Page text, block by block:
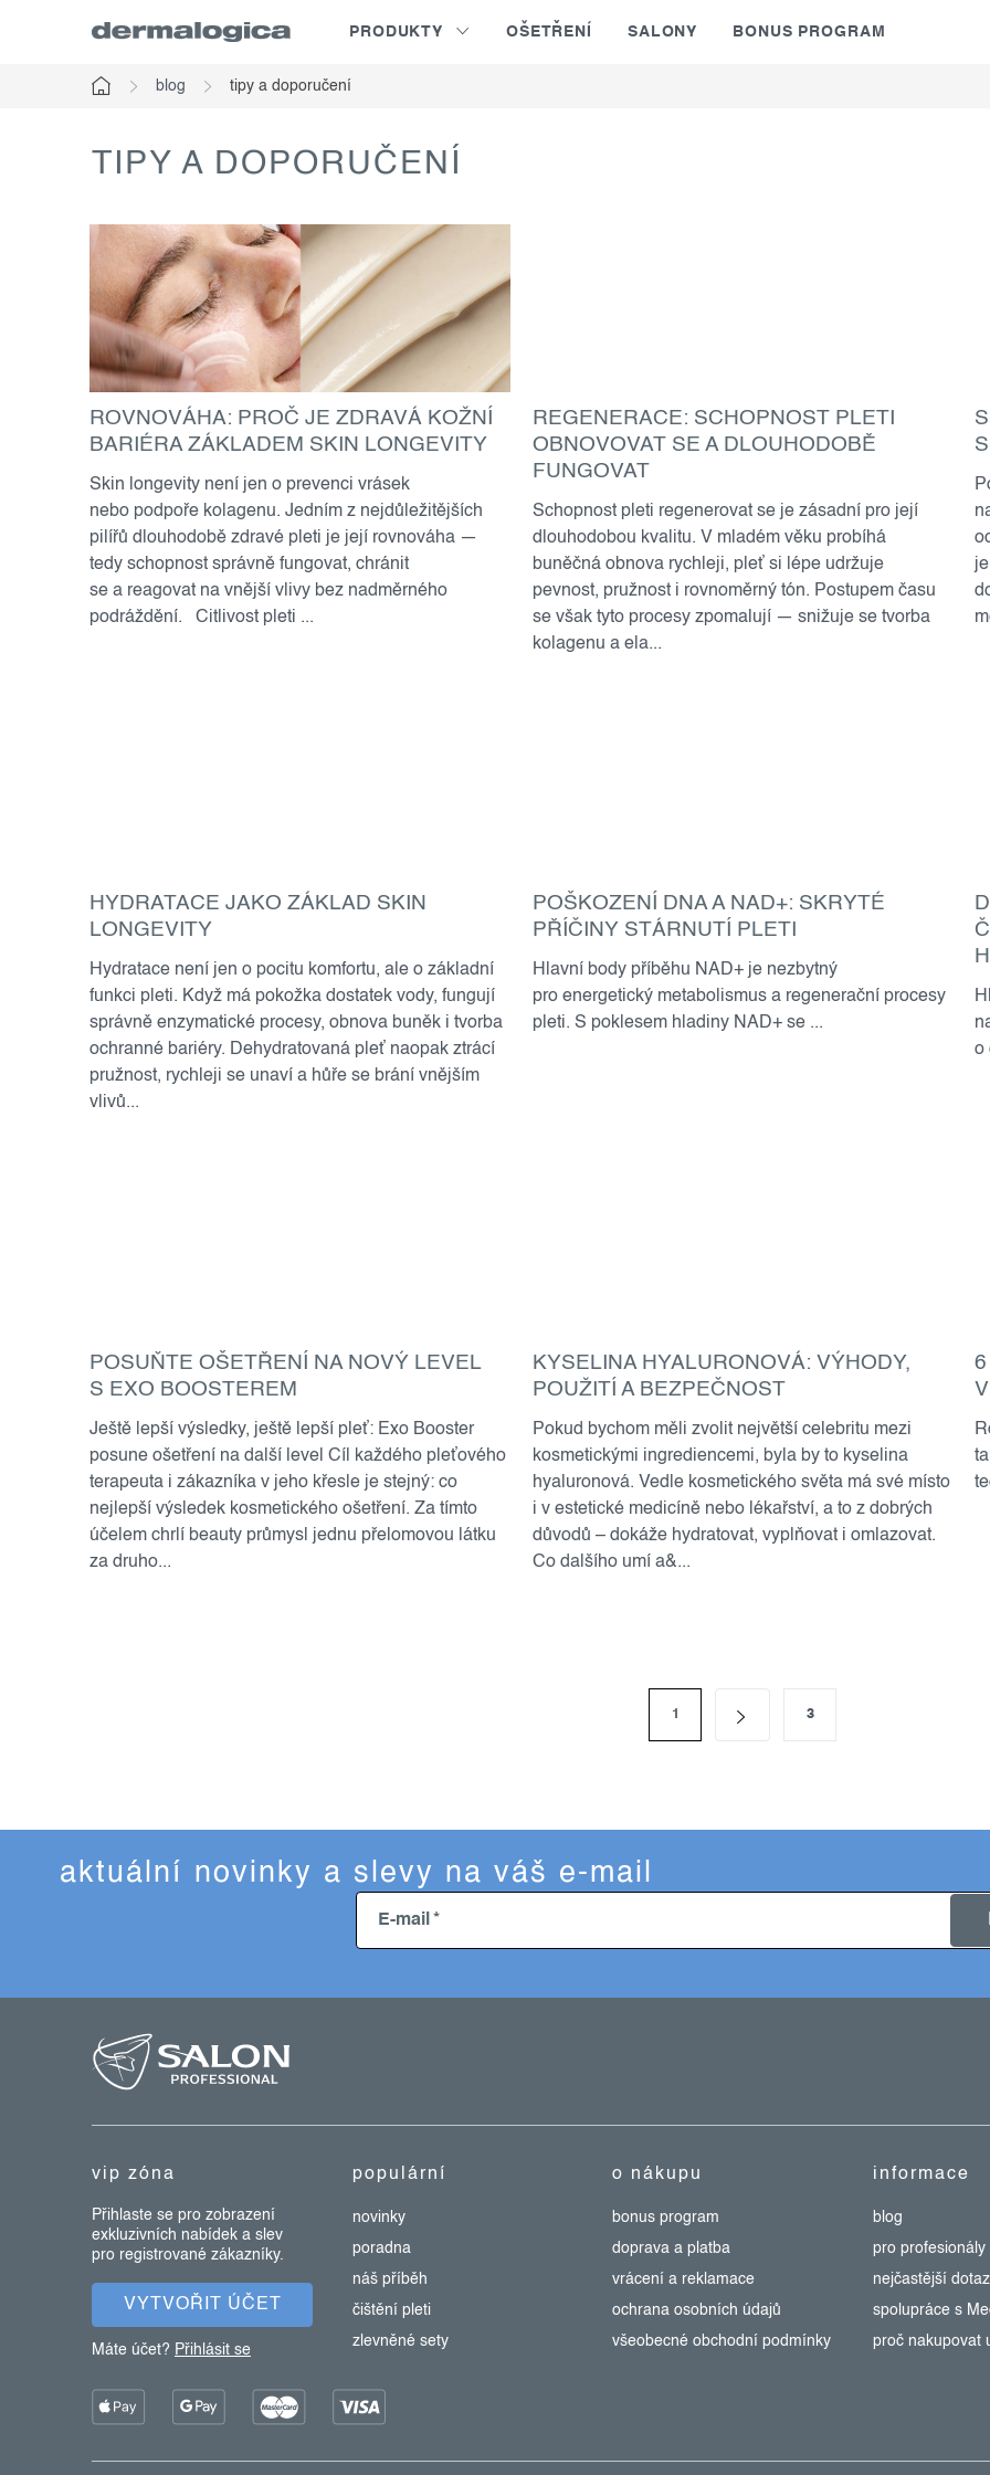
PRODUKTY OŠETŘENÍ SALONY BONUS PROGRAM
blog tipy a doporučení
TIPY A DOPORUČENÍ
v
ý
p
i
s
č
l
n
k
ů
ROVNOVÁHA: PROČ JE ZDRAVÁ KOŽNÍ
BARIÉRA ZÁKLADEM SKIN LONGEVITY
Skin longevity není jen o prevenci vrásek
nebo podpoře kolagenu. Jedním z nejdůležitějších
pilířů dlouhodobě zdravé pleti je její rovnováha —
tedy schopnost správně fungovat, chránit
se a reagovat na vnější vlivy bez nadměrného
podráždění. Citlivost pleti ...
REGENERACE: SCHOPNOST PLETI
OBNOVOVAT SE A DLOUHODOBĚ
FUNGOVAT
Schopnost pleti regenerovat se je zásadní pro její
dlouhodobou kvalitu. V mladém věku probíhá
buněčná obnova rychleji, pleť si lépe udržuje
pevnost, pružnost i rovnoměrný tón. Postupem času
se však tyto procesy zpomalují — snižuje se tvorba
kolagenu a ela...
HYDRATACE JAKO ZÁKLAD SKIN
LONGEVITY
Hydratace není jen o pocitu komfortu, ale o základní
funkci pleti. Když má pokožka dostatek vody, fungují
správně enzymatické procesy, obnova buněk i tvorba
ochranné bariéry. Dehydratovaná pleť naopak ztrácí
pružnost, rychleji se unaví a hůře se brání vnějším
vlivů...
POŠKOZENÍ DNA A NAD+: SKRYTÉ
PŘÍČINY STÁRNUTÍ PLETI
Hlavní body příběhu NAD+ je nezbytný
pro energetický metabolismus a regenerační procesy
pleti. S poklesem hladiny NAD+ se ...
o
POSUŇTE OŠETŘENÍ NA NOVÝ LEVEL
S EXO BOOSTEREM
Ještě lepší výsledky, ještě lepší pleť: Exo Booster
posune ošetření na další level Cíl každého pleťového
terapeuta i zákazníka v jeho křesle je stejný: co
nejlepší výsledek kosmetického ošetření. Za tímto
účelem chrlí beauty průmysl jednu přelomovou látku
za druho...
KYSELINA HYALURONOVÁ: VÝHODY,
POUŽITÍ A BEZPEČNOST
Pokud bychom měli zvolit největší celebritu mezi
kosmetickými ingrediencemi, byla by to kyselina
hyaluronová. Vedle kosmetického světa má své místo
i v estetické medicíně nebo lékařství, a to z dobrých
důvodů – dokáže hydratovat, vyplňovat i omlazovat.
Co dalšího umí a&...
a
c
í
v
ý
i
u
á
n
1 3
aktuální novinky a slevy na váš e-mail
E-mail
vip zóna
Přihlaste se pro zobrazení
exkluzivních nabídek a slev
pro registrované zákazníky.
VYTVOŘIT ÚČET
Máte účet? Přihlásit se
populární
novinky
poradna
náš příběh
čištění pleti
zlevněné sety
o nákupu
bonus program
doprava a platba
vrácení a reklamace
ochrana osobních údajů
všeobecné obchodní podmínky
informace
blog
pro profesionály
nejčastější
spolupráce s
proč nakupovat